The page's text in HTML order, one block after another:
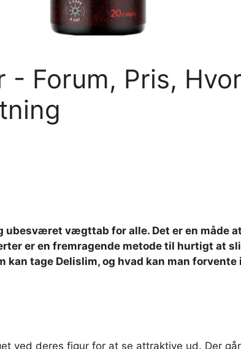
- Forum, Pris,
vægttab for alle. Det er en måde
er en fremragende metode til hurtigt at
kan tage Delislim, og hvad kan man
ved deres figur for at se attraktive ud. Der